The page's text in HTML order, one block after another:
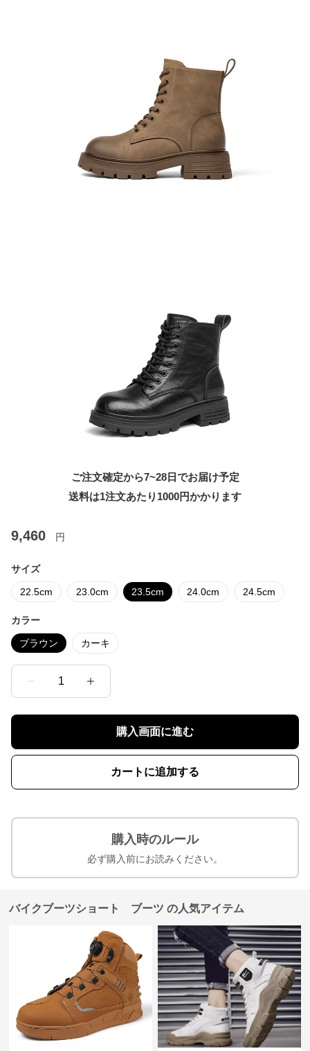
ご注文確定から7~28日でお届け予定
送料は1注文あたり 1000円かかります
9,460 円
サイズ
22.5cm 23.0cm 23.5cm 24.0cm 24.5cm
カラー
ブラウン カーキ
1
購入画面に進む
カートに追加する
購入時のルール
必ず購入前にお読みください。
バイクブーツショート ブーツ の人気アイテム